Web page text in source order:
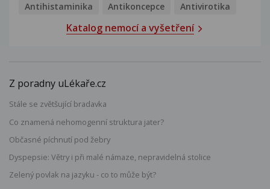
Antihistaminika
Antikoncepce Antivirotika
Katalog nemocí a vyšetření
Z poradny uLékaře.cz
Stále se zvětšující bradavka
Co znamená nehomogenní struktura jater?
Občasné píchnutí pod žebry
Dyspepsie: Větry i při malé námaze, nepravidelná stolice
Zelený povlak na jazyku - co to může být?